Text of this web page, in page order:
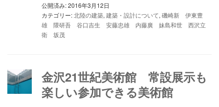
公開済み: 2016年3月12日
カテゴリー:北陸の建築, 建築・設計について, 磯崎新 伊東豊
雄 隈研吾 谷口吉生 安藤忠雄 内藤廣 妹島和世 西沢立
衛 坂茂
金沢21世紀美術館 常設展示も
楽しい参加できる美術館